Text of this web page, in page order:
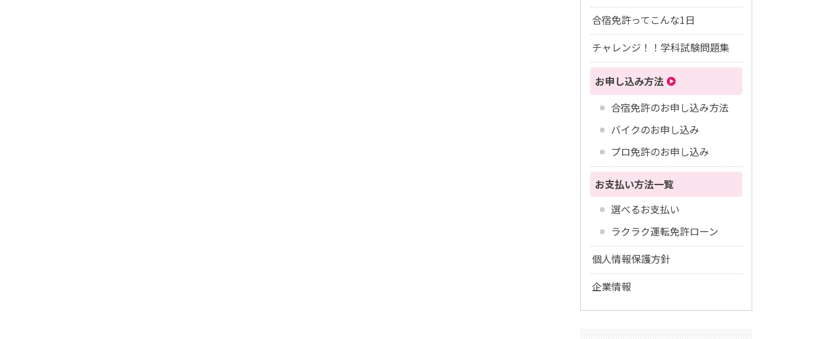
合宿免許ってこんな1日
チャレンジ！！学科試験問題集
お申し込み方法
合宿免許のお申し込み方法
バイクのお申し込み
プロ免許のお申し込み
お支払い方法一覧
選べるお支払い
ラクラク運転免許ローン
個人情報保護方針
企業情報